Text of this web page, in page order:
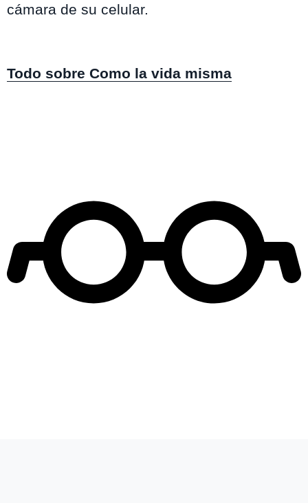
cámara de su celular.
Todo sobre Como la vida misma